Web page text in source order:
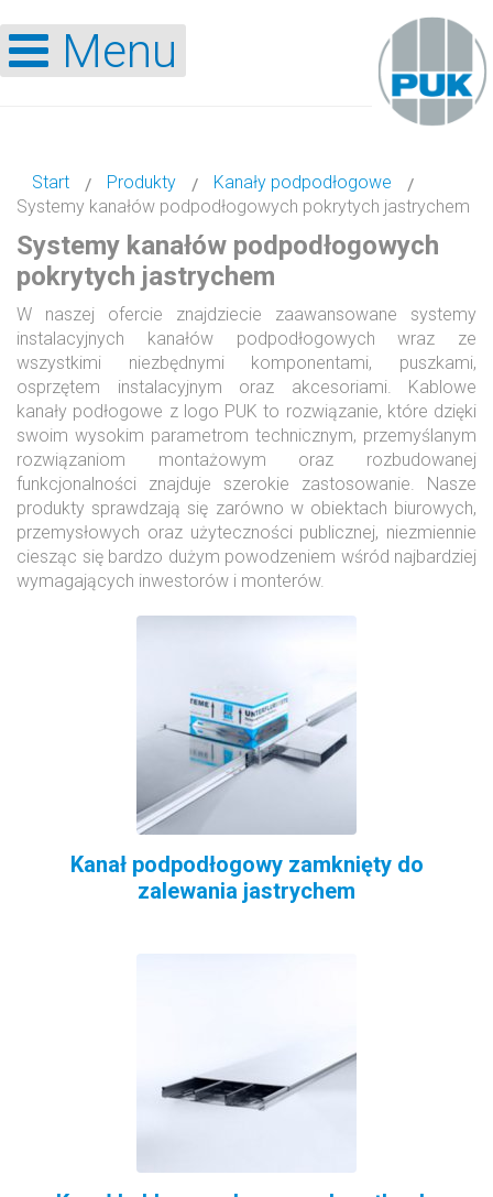
Menu
Start Produkty
Kanały podpodłogowe
Systemy kanałów podpodłogowych pokrytych jastrychem
Systemy kanałów podpodłogowych
pokrytych jastrychem
W naszej ofercie znajdziecie zaawansowane systemy
instalacyjnych kanałów podpodłogowych wraz ze
wszystkimi niezbędnymi komponentami, puszkami,
osprzętem instalacyjnym oraz akcesoriami. Kablowe
kanały podłogowe z logo PUK to rozwiązanie, które dzięki
swoim wysokim parametrom technicznym, przemyślanym
rozwiązaniom montażowym oraz rozbudowanej
funkcjonalności znajduje szerokie zastosowanie. Nasze
produkty sprawdzają się zarówno w obiektach biurowych,
przemysłowych oraz użyteczności publicznej, niezmiennie
ciesząc się bardzo dużym powodzeniem wśród najbardziej
wymagających inwestorów i monterów.
Kanał podpodłogowy zamknięty do
zalewania jastrychem